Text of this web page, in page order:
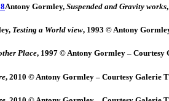
Antony Gormley, Suspended and Gravity works
Testing a World view, 1993 © Antony
Place, 1997 © Antony Gormley – Courtesy
, 2010 © Antony Gormley – Courtesy Galerie